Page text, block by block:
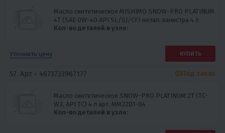
Масло синтетическое MISHIMO SNOW-PRO PLATINUM
4Т (SAE 0W-40 API SL/SJ/CF) метал. канистра 4 л
Кол-во деталей в узле:
Уточнить цену КУПИТЬ
57. Арт - 4673733967177
Масло синтетическое SNOW-PRO PLATINUM 2Т (TC-
W3, API TC) 4 л арт. MM2201-04
Кол-во деталей в узле:
Под заказ